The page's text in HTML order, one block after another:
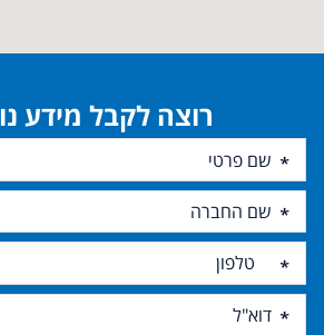
רוצה לקבל מידע